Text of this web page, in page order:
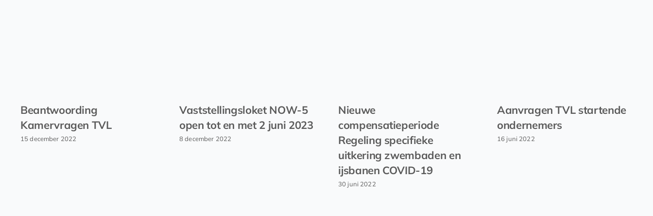
Beantwoording
Kamervragen TVL
15 december 2022
Vaststellingsloket NOW-5
open tot en met 2 juni 2023
8 december 2022
Nieuwe
compensatieperiode
Regeling specifieke
uitkering zwembaden en
ijsbanen COVID-19
30 juni 2022
Aanvragen TVL startende
ondernemers
16 juni 2022